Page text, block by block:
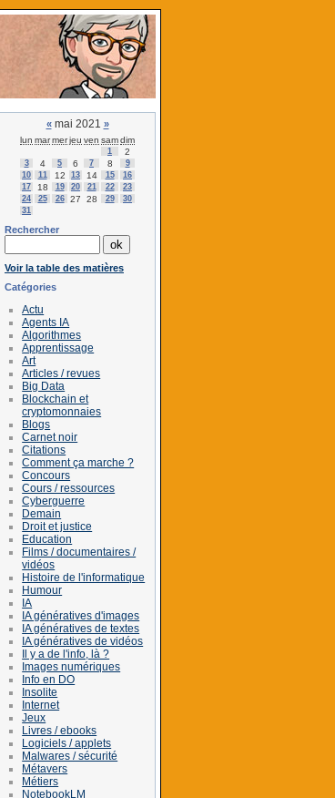
«mai 2021 »
lun marmerjeu ven samdim
1 2
3 4 5 6 7 8
9
10
11 12 13 14 15
16
17
18 19 20 21 22
23
24
25 26 27 28 29
30
31
Rechercher
Voir la table des matières
Catégories
Actu
Agents IA
Algorithmes
Apprentissage
Art
Articles / revues
Big Data
Blockchain et
cryptomonnaies
Blogs
Carnet noir
Citations
Comment ça marche ?
Concours
Cours / ressources
Cyberguerre
Demain
Droit et justice
Education
Films / documentaires /
vidéos
Histoire de l'informatique
Humour
IA
IA génératives d'images
IA génératives de textes
IA génératives de vidéos
Il y a de l'info, là ?
Images numériques
Info en DO
Insolite
Internet
Jeux
Livres / ebooks
Logiciels / applets
Malwares / sécurité
Métavers
Métiers
NotebookLM